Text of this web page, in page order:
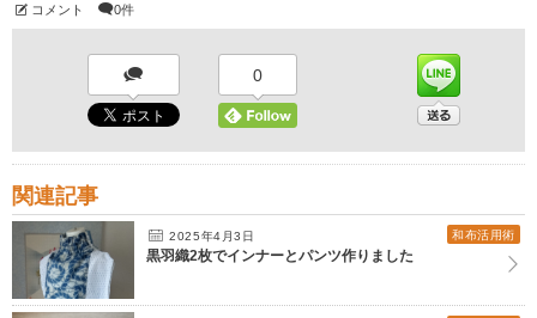
コメント 0件
0
関連記事
2025年4月3日 和布活用術
黒羽織2枚でインナーとパンツ作りました